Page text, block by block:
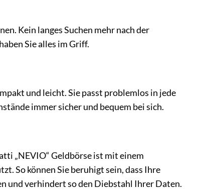
Kein langes Suchen mehr nach der
Sie alles im Griff.
und leicht. Sie passt problemlos in jede
immer sicher und bequem bei sich.
„NEVIO“ Geldbörse ist mit einem
So können Sie beruhigt sein, dass Ihre
und verhindert so den Diebstahl Ihrer Daten.